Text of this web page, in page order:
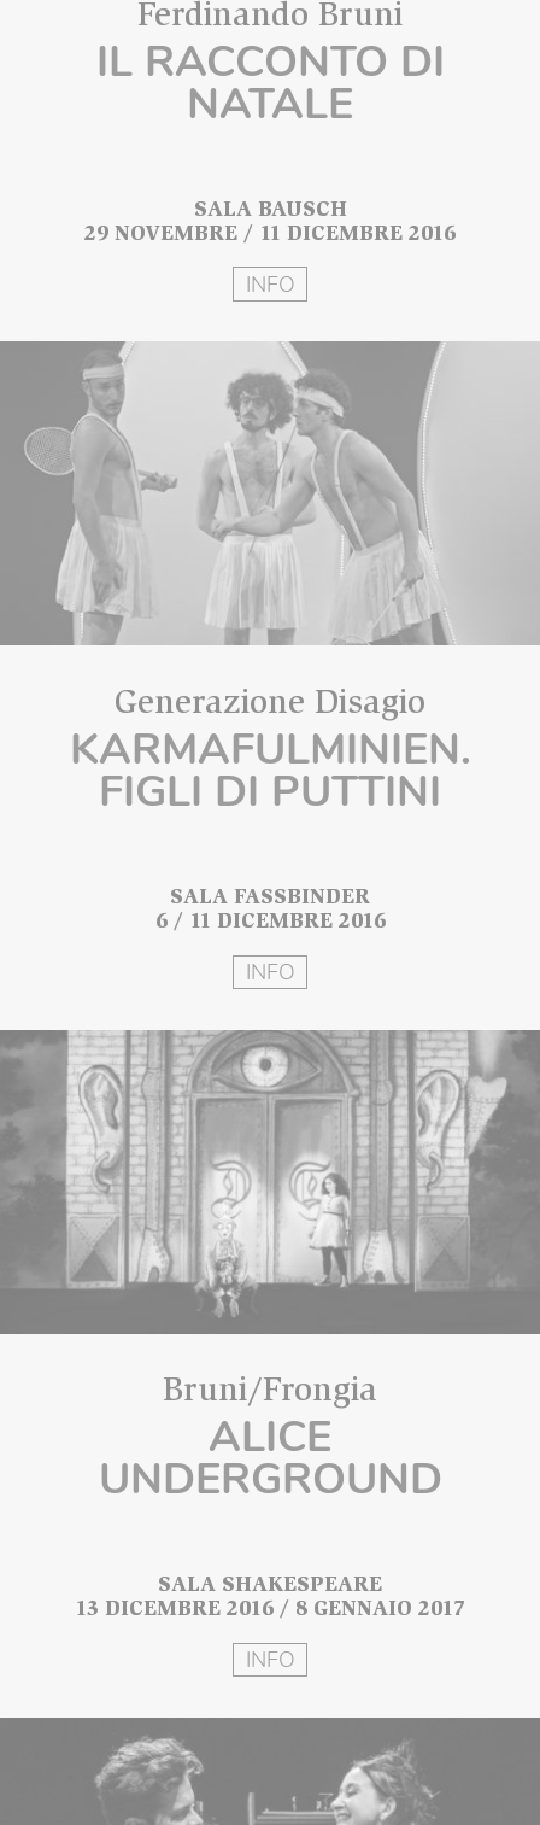
Ferdinando Bruni
IL RACCONTO DI
NATALE
SALA BAUSCH
29 NOVEMBRE / 11 DICEMBRE 2016
INFO
Generazione Disagio
KARMAFULMINIEN.
FIGLI DI PUTTINI
SALA FASSBINDER
6 / 11 DICEMBRE 2016
INFO
Bruni/Frongia
ALICE
UNDERGROUND
SALA SHAKESPEARE
13 DICEMBRE 2016 / 8 GENNAIO 2017
INFO